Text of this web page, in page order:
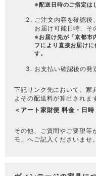
※配送日時のご指定は
ご注文内容を確認後
お届け可能日時、そ
※お届け先が「京都市
フにより直接お届け
す。
お支払い確認後の発
下記リンク先において、家
よその配送料が算出されま
＜アート家財便 料金・日
その他、ご質問やご要望等
モ」へご記入くださいませ。